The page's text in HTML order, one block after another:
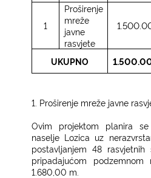
1
Proširenje
mreže
javne
rasvjete
UKUPNO
1. Proširenje mreže javne
Ovim projektom planira
naselje Lozica uz
postavljanjem 48
pripadajućom
1.680,00 m.